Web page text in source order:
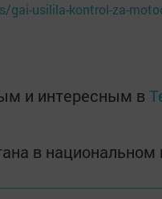
usilila-kontrol-za-
и интересным в
в